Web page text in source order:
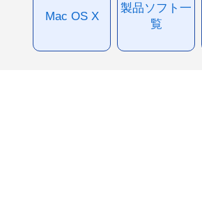
Mac OS X
製品ソフト一
覧